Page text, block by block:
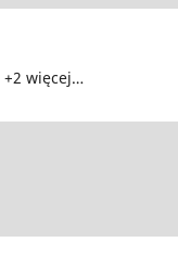
+2 więcej…